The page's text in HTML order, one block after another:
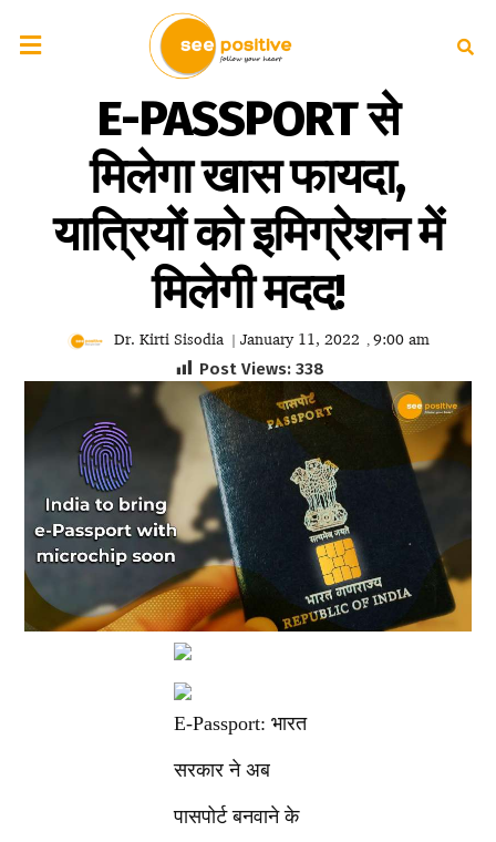
E-PASSPORT से
मिलेगा खास फायदा,
यात्रियों को इमिग्रेशन में
मिलेगी मदद!
Dr. Kirti Sisodia | January 11, 2022 , 9:00 am
Post Views: 338
E-Passport: भारत
सरकार ने अब
पासपोर्ट बनवाने के